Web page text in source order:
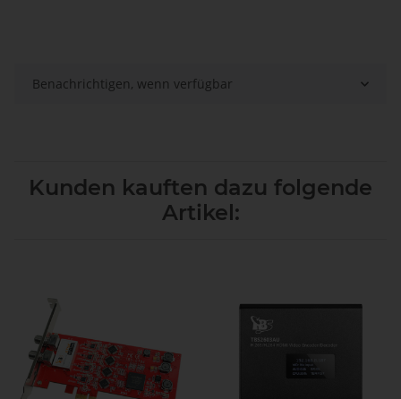
Benachrichtigen, wenn verfügbar
Kunden kauften dazu folgende
Artikel: